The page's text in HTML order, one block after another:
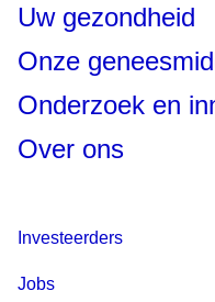
Uw gezondheid
Onze
Onderzoek en
Over ons
Investeerders
Jobs